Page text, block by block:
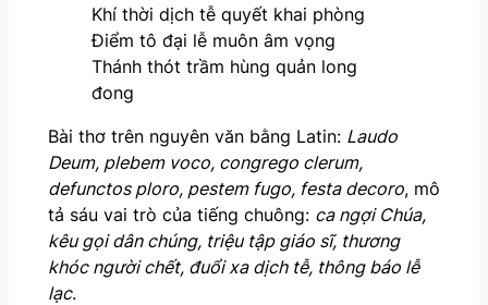
Khí thời dịch tễ quyết khai phòng
Điểm tô đại lễ muôn âm vọng
Thánh thót trầm hùng quản long
đong
Bài thơ trên nguyên văn bằng Latin: Laudo
Deum, plebem voco, congrego clerum,
defunctos ploro, pestem fugo, festa decoro, mô
tả sáu vai trò của tiếng chuông: ca ngợi Chúa,
kêu gọi dânchúng, triệu tập giáo sĩ, thương
khóc người chết, đuổi xa dịch tễ, thông báo lễ
lạc.